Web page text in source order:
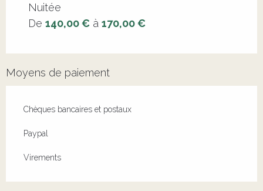
Nuitée
De 140,00 € à 170,00 €
Moyens de paiement
Chèques bancaires et postaux
Paypal
Virements